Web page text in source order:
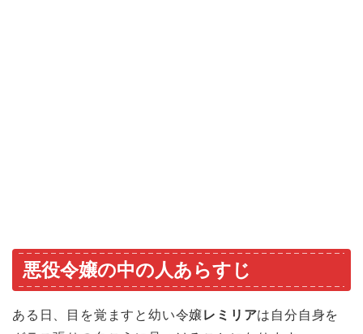
悪役令嬢の中の人あらすじ
ある日、目を覚ますと幼い令嬢レミリアは自分自身を